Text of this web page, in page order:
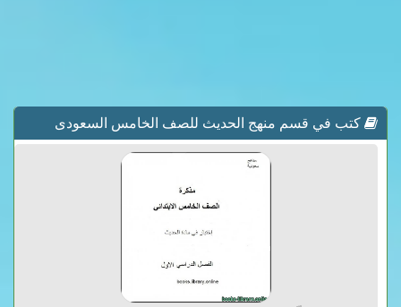
كتب في قسم منهج الحديث للصف الخامس السعودى